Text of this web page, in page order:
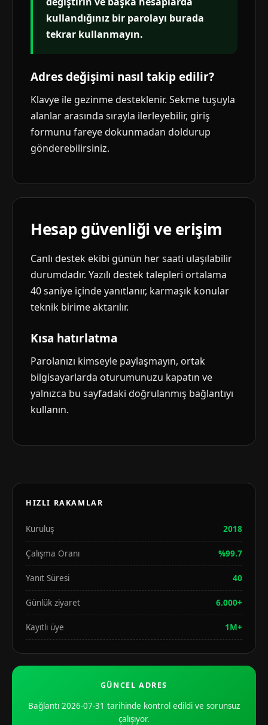
kullandığınız bir parolayı burada
tekrar kullanmayın.
Adres değişimi nasıl takip edilir?
Klavye ile gezinme desteklenir. Sekme tuşuyla
alanlar arasında sırayla ilerleyebilir, giriş
formunu fareye dokunmadan doldurup
gönderebilirsiniz.
Hesap güvenliği ve erişim
Canlı destek ekibi günün her saati ulaşılabilir
durumdadır. Yazılı destek talepleri ortalama
40 saniye içinde yanıtlanır, karmaşık konular
teknik birime aktarılır.
Kısa hatırlatma
Parolanızı kimseyle paylaşmayın, ortak
bilgisayarlarda oturumunuzu kapatın ve
yalnızca bu sayfadaki doğrulanmış bağlantıyı
kullanın.
HIZLI RAKAMLAR
Kuruluş 2018
Çalışma Oranı %99.7
Yanıt Süresi 40
Günlük ziyaret 6.000+
Kayıtlı üye 1M+
GÜNCEL ADRES
Bağlantı 2026-07-31 tarihinde kontrol edildi ve sorunsuz
çalışıyor.